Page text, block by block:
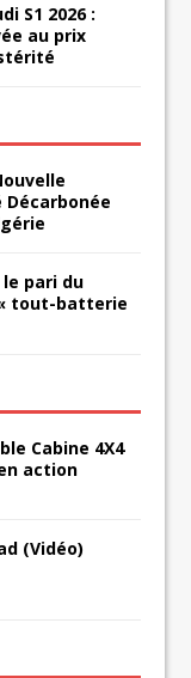
S1 2026 :
au prix
pari du
tout-batterie
Cabine 4X4
action
(Vidéo)